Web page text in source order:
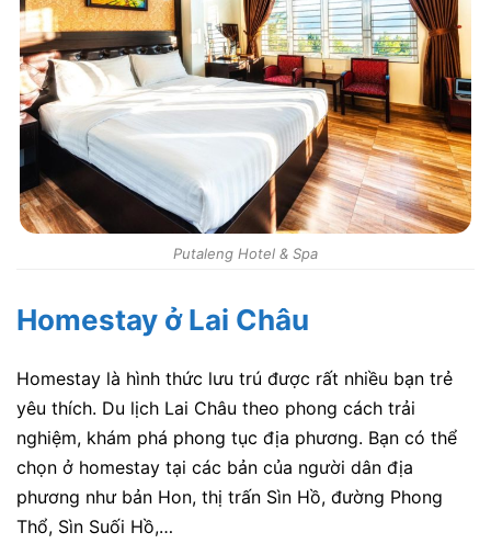
Putaleng Hotel & Spa
Homestay ở Lai Châu
Homestay là hình thức lưu trú được rất nhiều bạn trẻ
yêu thích. Du lịch Lai Châu theo phong cách trải
nghiệm, khám phá phong tục địa phương. Bạn có thể
chọn ở homestay tại các bản của người dân địa
phương như bản Hon, thị trấn Sìn Hồ, đường Phong
Thổ, Sìn Suối Hồ,…